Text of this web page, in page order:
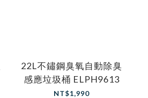
22L不鏽鋼臭氧自動除臭
感應垃圾桶 ELPH9613
NT$1,990